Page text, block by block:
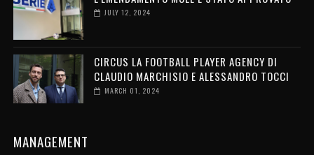
JULY 12, 2024
CIRCUS LA FOOTBALL PLAYER AGENCY DI
CLAUDIO MARCHISIO E ALESSANDRO TOCCI
MARCH 01, 2024
MANAGEMENT